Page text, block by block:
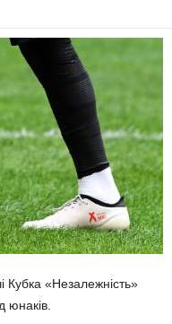
Кубка «Незалежність»
юнаків.